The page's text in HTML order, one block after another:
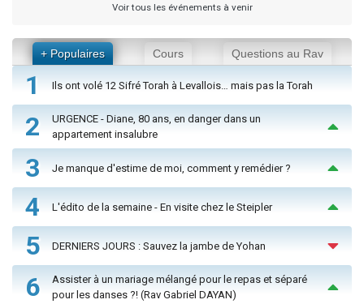
Voir tous les événements à venir
+ Populaires Cours Questions au Rav
1 Ils ont volé 12 Sifré Torah à Levallois… mais pas la Torah
2
URGENCE - Diane, 80 ans, en danger dans un
appartement insalubre
3 Je manque d'estime de moi, comment y remédier ?
4 L'édito de la semaine - En visite chez le Steipler
5 DERNIERS JOURS : Sauvez la jambe de Yohan
6
Assister à un mariage mélangé pour le repas et séparé
pour les danses ?! (Rav Gabriel DAYAN)